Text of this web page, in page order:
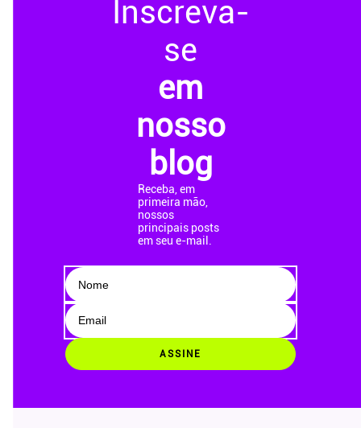
Inscreva-
se
em
nosso
blog
Receba, em
primeira mão,
nossos
principais posts
em seu e-mail.
ASSINE